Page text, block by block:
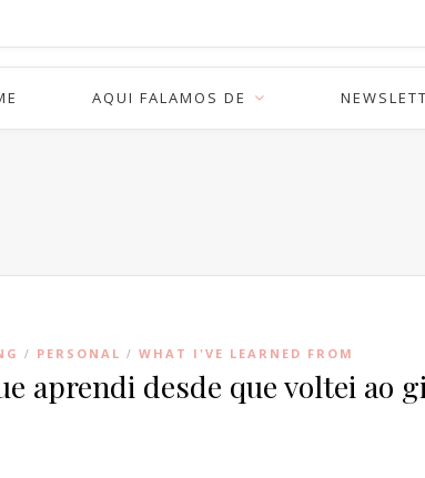
AQUI FALAMOS DE
/ PERSONAL / WHAT I'VE LEARNED FROM
aprendi desde que voltei ao